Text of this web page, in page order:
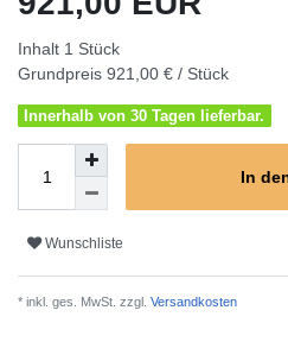
Inhalt 1 Stück
Grundpreis 921,00 € / Stück
Innerhalb von 30 Tagen lieferbar.
In
Wunschliste
* inkl. ges. MwSt. zzgl. Versandkosten